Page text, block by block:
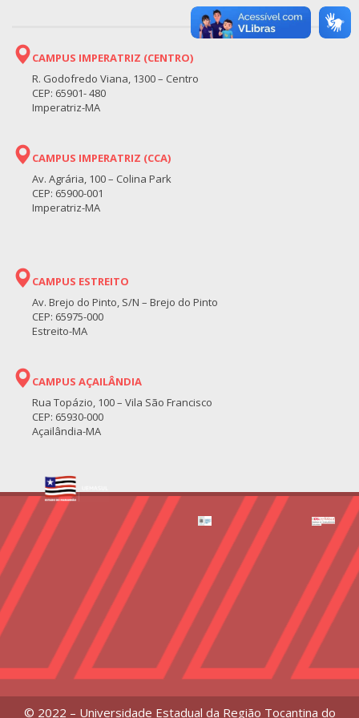
CAMPUS IMPERATRIZ (CENTRO)
R. Godofredo Viana, 1300 – Centro
CEP: 65901- 480
Imperatriz-MA
CAMPUS IMPERATRIZ (CCA)
Av. Agrária, 100 – Colina Park
CEP: 65900-001
Imperatriz-MA
CAMPUS ESTREITO
Av. Brejo do Pinto, S/N – Brejo do Pinto
CEP: 65975-000
Estreito-MA
CAMPUS AÇAILÂNDIA
Rua Topázio, 100 – Vila São Francisco
CEP: 65930-000
Açailândia-MA
© 2022 – Universidade Estadual da Região Tocantina do